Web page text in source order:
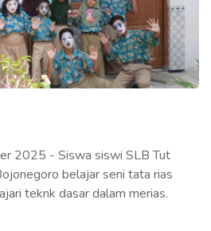
2025 - Siswa siswi SLB Tut
belajar seni tata rias
teknk dasar dalam merias.